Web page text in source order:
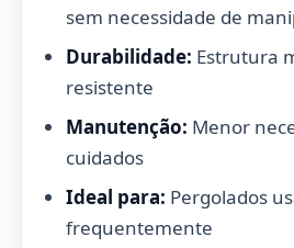
sem necessidade de
Durabilidade: Estrutura
resistente
Manutenção: Menor
cuidados
Ideal para: Pergolados
frequentemente